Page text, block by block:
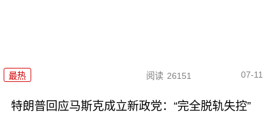
最热 阅读 26151 07-11
特朗普回应马斯克成立新政党：“完全脱轨失控”